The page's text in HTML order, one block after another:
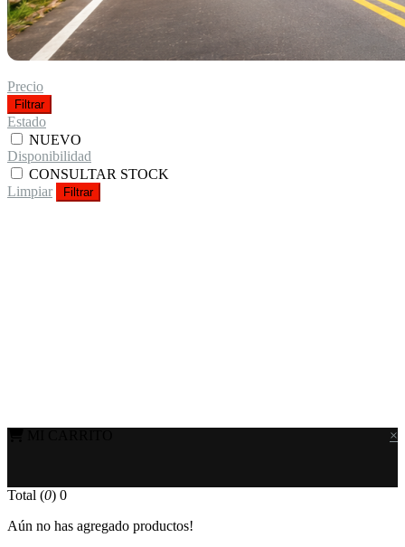
Precio
Filtrar
Estado
NUEVO
Disponibilidad
CONSULTAR STOCK
Limpiar
Filtrar
×
Total (0) 0
Aún no has agregado productos!